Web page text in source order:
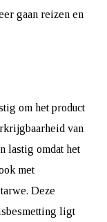
gaan reizen en
om het product
van
lastig omdat het
met
Deze
ligt